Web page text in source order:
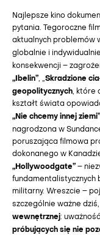
Najlepsze kino
pytania. Tegoroczne
aktualnych problemów
globalnie i
konsekwencji –
„Ibelin”, „Skradzione
geopolitycznych, które
kształt świata
„Nie chcemy innej ziemi”
nagrodzona w
poruszająca filmowa
dokonanego w
„Hollywoodgate” –
fundamentalistycznych
militarny. Wreszcie –
szczególnie ważne
wewnętrznej:
próbujących się nie